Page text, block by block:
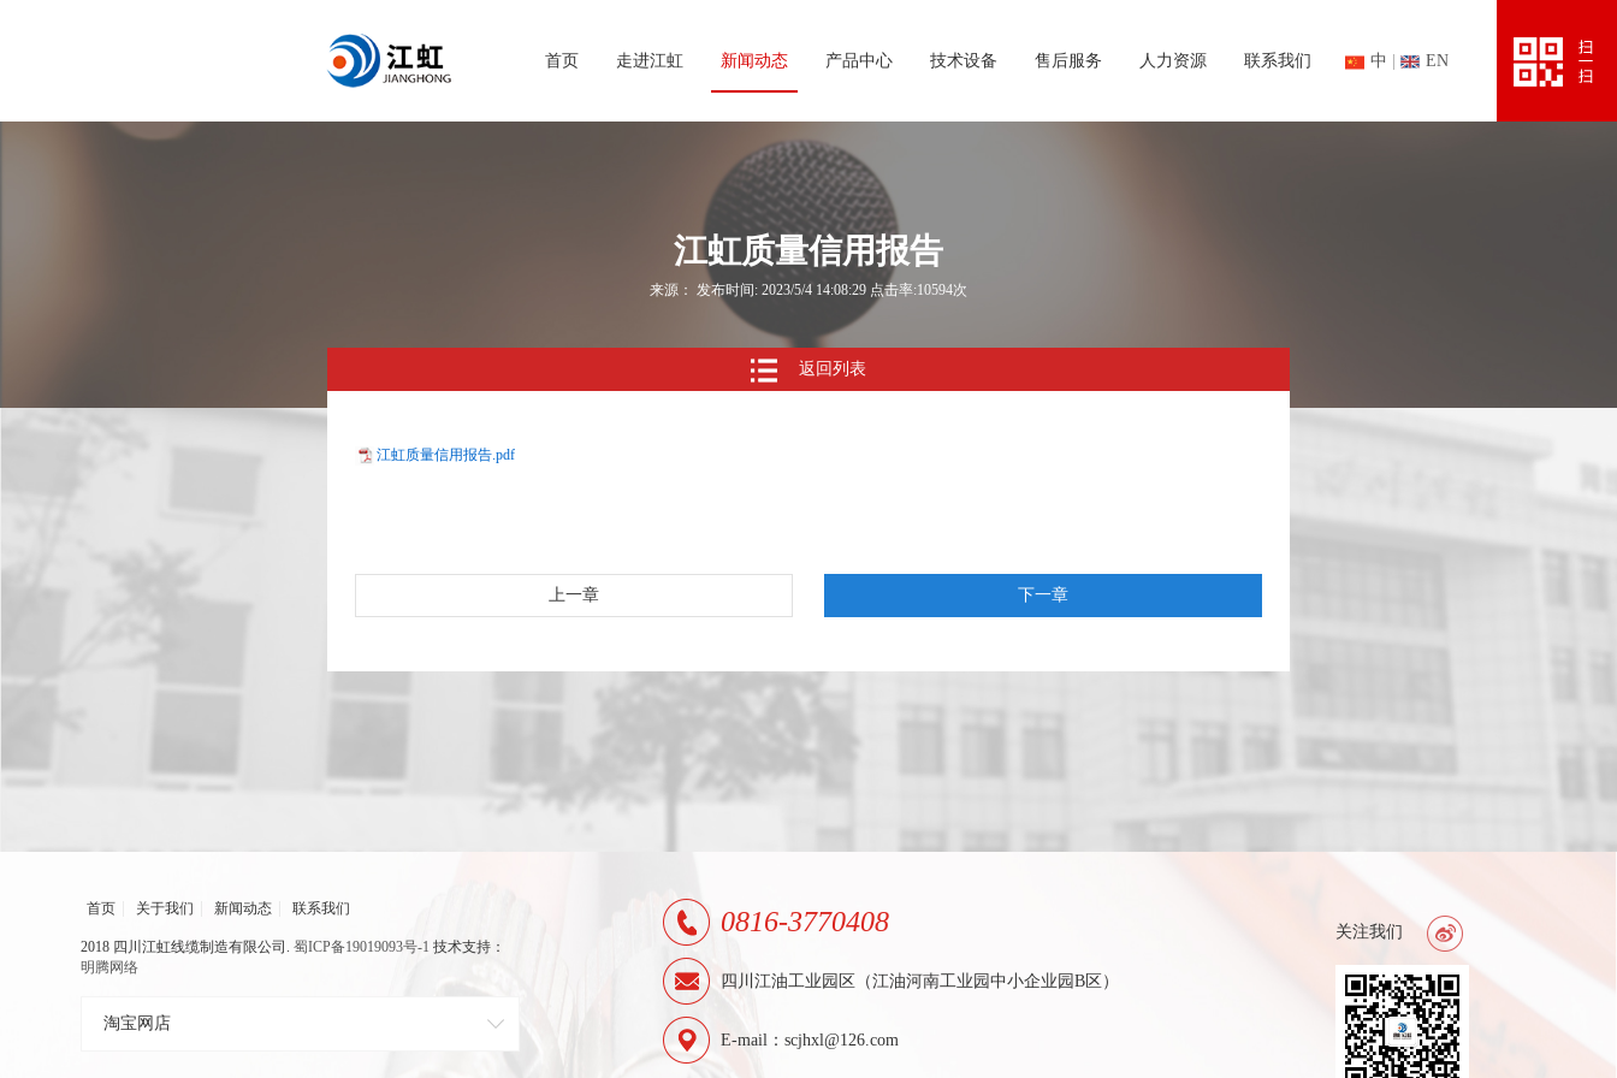
首页 走进江虹 新闻动态 产品中心 技术设备 售后服务 人力资源 联系我们 中 | EN
江虹质量信用报告
来源： 发布时间: 2023/5/4 14:08:29 点击率:10594次
返回列表
江虹质量信用报告.pdf
上一章 下一章
首页 关于我们 新闻动态 联系我们
2018 四川江虹线缆制造有限公司.蜀ICP备19019093号-1 技术支持：
明腾网络
0816-3770408
四川江油工业园区（江油河南工业园中小企业园B区）
E-mail：scjhxl@126.com
关注我们